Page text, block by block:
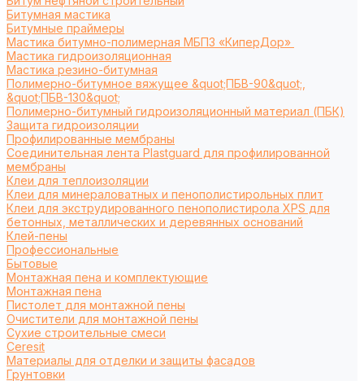
Битумная мастика
Битумные праймеры
Мастика битумно-полимерная МБПЗ «КиперДор»
Мастика гидроизоляционная
Мастика резино-битумная
Полимерно-битумное вяжущее &quot;ПБВ-90&quot;,
&quot;ПБВ-130&quot;
Полимерно-битумный гидроизоляционный материал (ПБК)
Защита гидроизоляции
Профилированные мембраны
Соединительная лента Plastguard для профилированной
мембраны
Клеи для теплоизоляции
Клеи для минераловатных и пенополистирольных плит
Клеи для экструдированного пенополистирола XPS для
бетонных, металлических и деревянных оснований
Клей-пены
Профессиональные
Бытовые
Монтажная пена и комплектующие
Монтажная пена
Пистолет для монтажной пены
Очистители для монтажной пены
Сухие строительные смеси
Ceresit
Материалы для отделки и защиты фасадов
Грунтовки